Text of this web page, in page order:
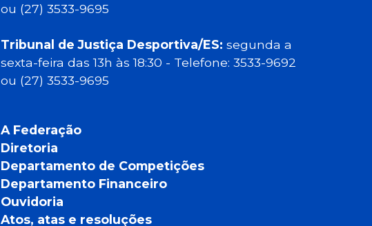
ou (27) 3533-9695
Tribunal de Justiça Desportiva/ES: segunda a
sexta-feira das 13h às 18:30 - Telefone: 3533-9692
ou (27) 3533-9695
A Federação
Diretoria
Departamento de Competições
Departamento Financeiro
Ouvidoria
Atos, atas e resoluções